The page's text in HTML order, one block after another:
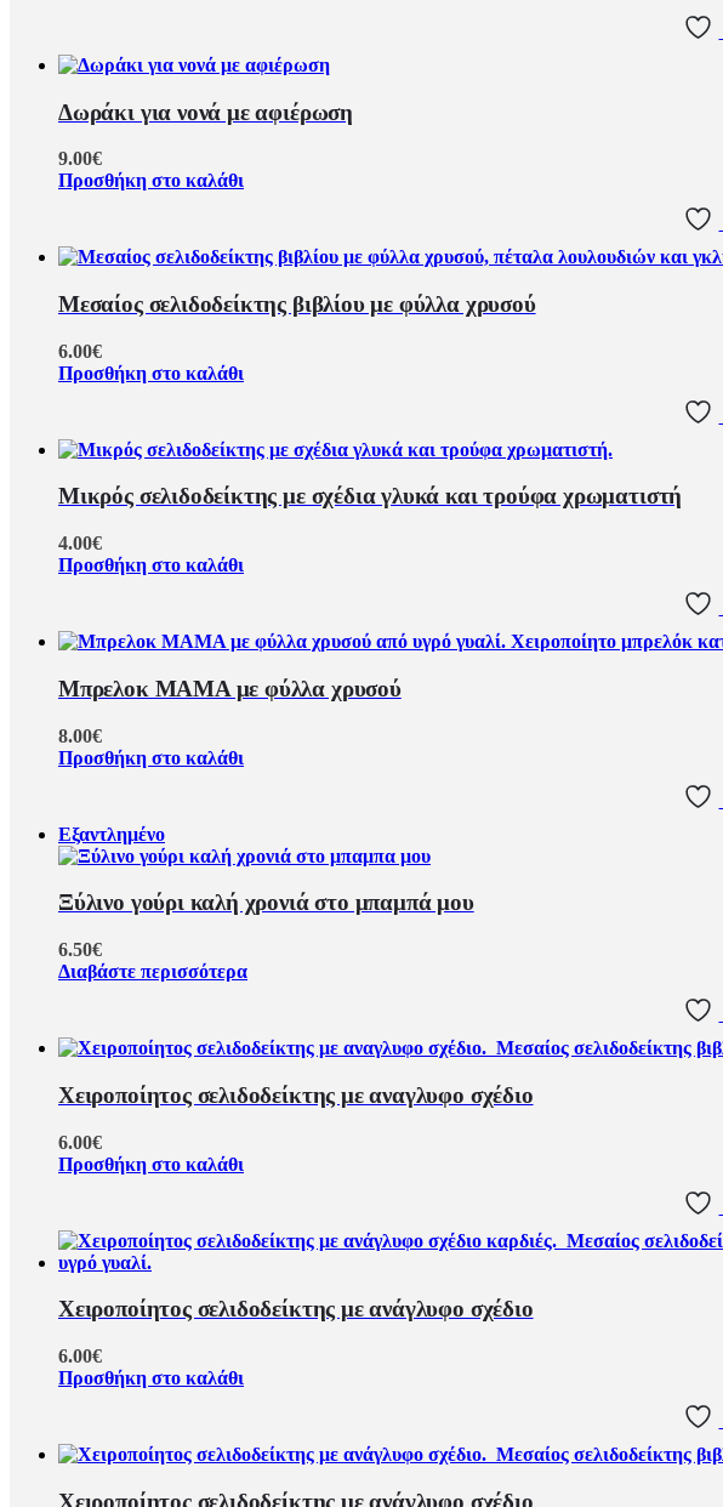
Δωράκι για νονά με αφιέρωση
9.00€
Προσθήκη στο καλάθι
Μεσαίος σελιδοδείκτης βιβλίου με φύλλα χρυσού
6.00€
Προσθήκη στο καλάθι
Μικρός σελιδοδείκτης με σχέδια γλυκά και τρούφα χρωματιστή
4.00€
Προσθήκη στο καλάθι
Μπρελοκ ΜΑΜΑ με φύλλα χρυσού
8.00€
Προσθήκη στο καλάθι
Εξαντλημένο
Ξύλινο γούρι καλή χρονιά στο μπαμπά μου
6.50€
Διαβάστε περισσότερα
Χειροποίητος σελιδοδείκτης με αναγλυφο σχέδιο
6.00€
Προσθήκη στο καλάθι
Χειροποίητος σελιδοδείκτης με ανάγλυφο σχέδιο
6.00€
Προσθήκη στο καλάθι
Χειροποίητος σελιδοδείκτης με ανάγλυφο σχέδιο